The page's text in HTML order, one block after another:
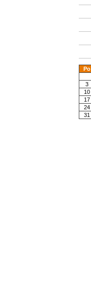
Po
3
10
17
24
31